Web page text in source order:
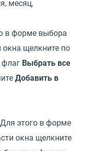
месяц,
в форме выбора
окна щелкните по
Выбрать все
Добавить в
этого в форме
окна щелкните